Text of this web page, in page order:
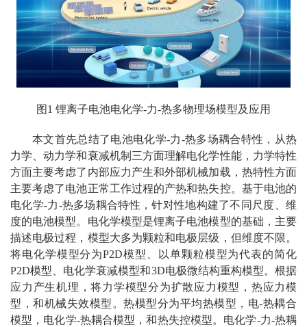
图1 锂离子电池电化学-力-热多物理场模型及应用
本文首先总结了电池电化学-力-热多场耦合特性，从热
力学、动力学和衰减机制三方面理解电化学性能，力学特性
方面主要考虑了内部应力产生和外部机械加载，热特性方面
主要考虑了电池正常工作过程的产热和热失控。基于电池的
电化学-力-热多场耦合特性，针对性地构建了不同尺度、维
度的电池模型。电化学模型是锂离子电池模型的基础，主要
描述电极过程，模型大多为颗粒和电极层级，但维度不限。
将电化学模型分为P2D模型、以单颗粒模型为代表的简化
P2D模型、电化学衰减模型和3D电极微结构重构模型。根据
应力产生机理，将力学模型分为扩散应力模型，热应力模
型，和机械失效模型。热模型分为平均热模型，电-热耦合
模型，电化学-热耦合模型，和热失控模型。电化学-力-热耦